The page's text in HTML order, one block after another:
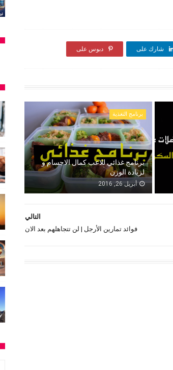
شارك على دبوس على
برنامج التغذية
برنامج غذائي للاعب كمال الاجسام و
لزيادة الوزن
أبريل 26, 2016
التالي
فوائد تمارين الأرجل | لن تتجاهلهم بعد الان